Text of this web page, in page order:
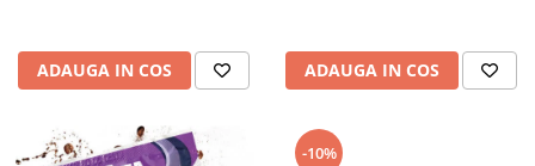
ADAUGA IN COS ADAUGA IN COS
-10%